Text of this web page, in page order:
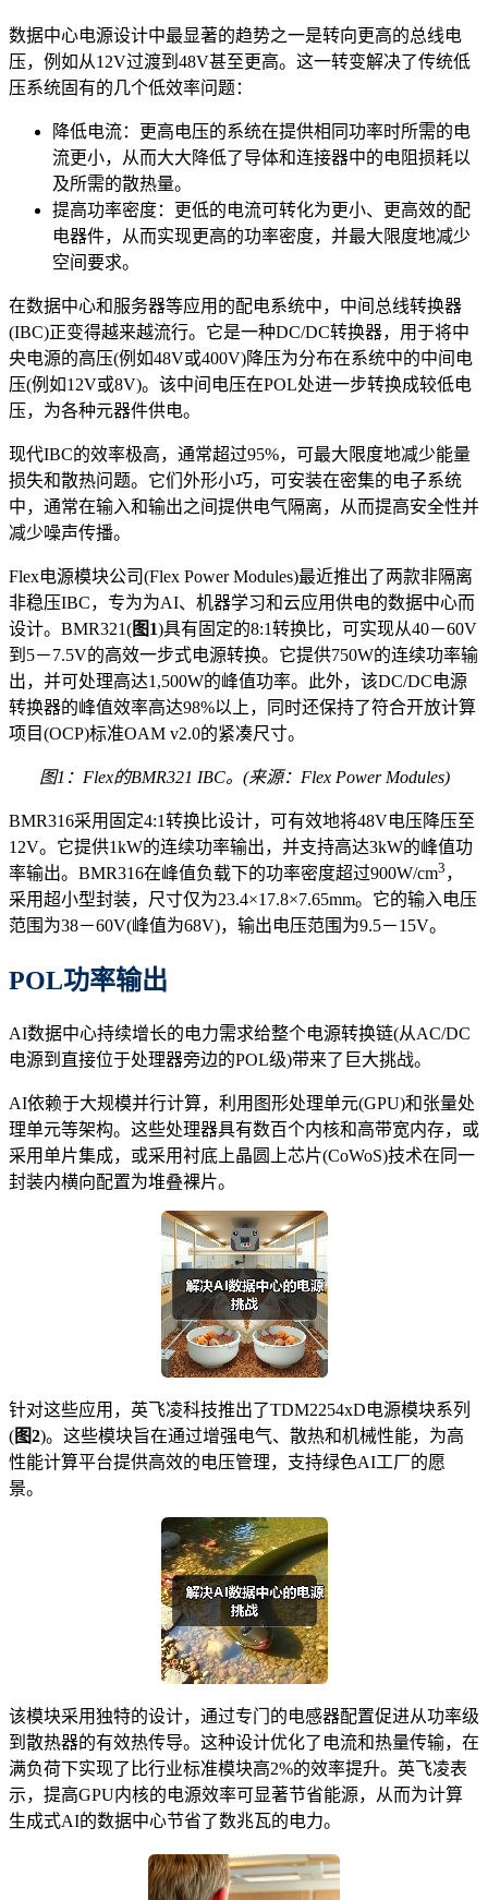
数据中心电源设计中最显著的趋势之一是转向更高的总线电
压，例如从12V过渡到48V甚至更高。这一转变解决了传统低
压系统固有的几个低效率问题：
降低电流：更高电压的系统在提供相同功率时所需的电
流更小，从而大大降低了导体和连接器中的电阻损耗以
及所需的散热量。
提高功率密度：更低的电流可转化为更小、更高效的配
电器件，从而实现更高的功率密度，并最大限度地减少
空间要求。
在数据中心和服务器等应用的配电系统中，中间总线转换器
(IBC)正变得越来越流行。它是一种DC/DC转换器，用于将中
央电源的高压(例如48V或400V)降压为分布在系统中的中间电
压(例如12V或8V)。该中间电压在POL处进一步转换成较低电
压，为各种元器件供电。
现代IBC的效率极高，通常超过95%，可最大限度地减少能量
损失和散热问题。它们外形小巧，可安装在密集的电子系统
中，通常在输入和输出之间提供电气隔离，从而提高安全性并
减少噪声传播。
Flex电源模块公司(Flex Power Modules)最近推出了两款非隔离
非稳压IBC，专为为AI、机器学习和云应用供电的数据中心而
设计。BMR321(图1)具有固定的8:1转换比，可实现从40－60V
到5－7.5V的高效一步式电源转换。它提供750W的连续功率输
出，并可处理高达1,500W的峰值功率。此外，该DC/DC电源
转换器的峰值效率高达98%以上，同时还保持了符合开放计算
项目(OCP)标准OAM v2.0的紧凑尺寸。
图1：Flex的BMR321 IBC。 (来源：Flex Power Modules)
BMR316采用固定4:1转换比设计，可有效地将48V电压降压至
12V。它提供1kW的连续功率输出，并支持高达3kW的峰值功
率输出。BMR316在峰值负载下的功率密度超过900W/cm3 ，
采用超小型封装，尺寸仅为23.4×17.8×7.65mm。它的输入电压
范围为38－60V(峰值为68V)，输出电压范围为9.5－15V。
POL功率输出
AI数据中心持续增长的电力需求给整个电源转换链(从AC/DC
电源到直接位于处理器旁边的POL级)带来了巨大挑战。
AI依赖于大规模并行计算，利用图形处理单元(GPU)和张量处
理单元等架构。这些处理器具有数百个内核和高带宽内存，或
采用单片集成，或采用衬底上晶圆上芯片(CoWoS)技术在同一
封装内横向配置为堆叠裸片。
针对这些应用，英飞凌科技推出了TDM2254xD电源模块系列
(图2)。这些模块旨在通过增强电气、散热和机械性能，为高
性能计算平台提供高效的电压管理，支持绿色AI工厂的愿
景。
该模块采用独特的设计，通过专门的电感器配置促进从功率级
到散热器的有效热传导。这种设计优化了电流和热量传输，在
满负荷下实现了比行业标准模块高2%的效率提升。英飞凌表
示，提高GPU内核的电源效率可显著节省能源，从而为计算
生成式AI的数据中心节省了数兆瓦的电力。